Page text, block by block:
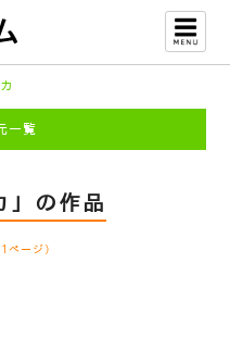
一覧
」の作品
1ページ）